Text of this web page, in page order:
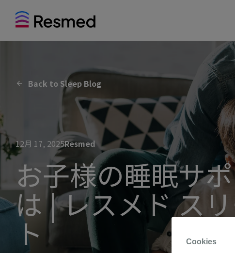
Back to Sleep Blog
12月 17, 2025Resmed
お子様の睡眠サ
は | レスメド ス
ト
Cookies